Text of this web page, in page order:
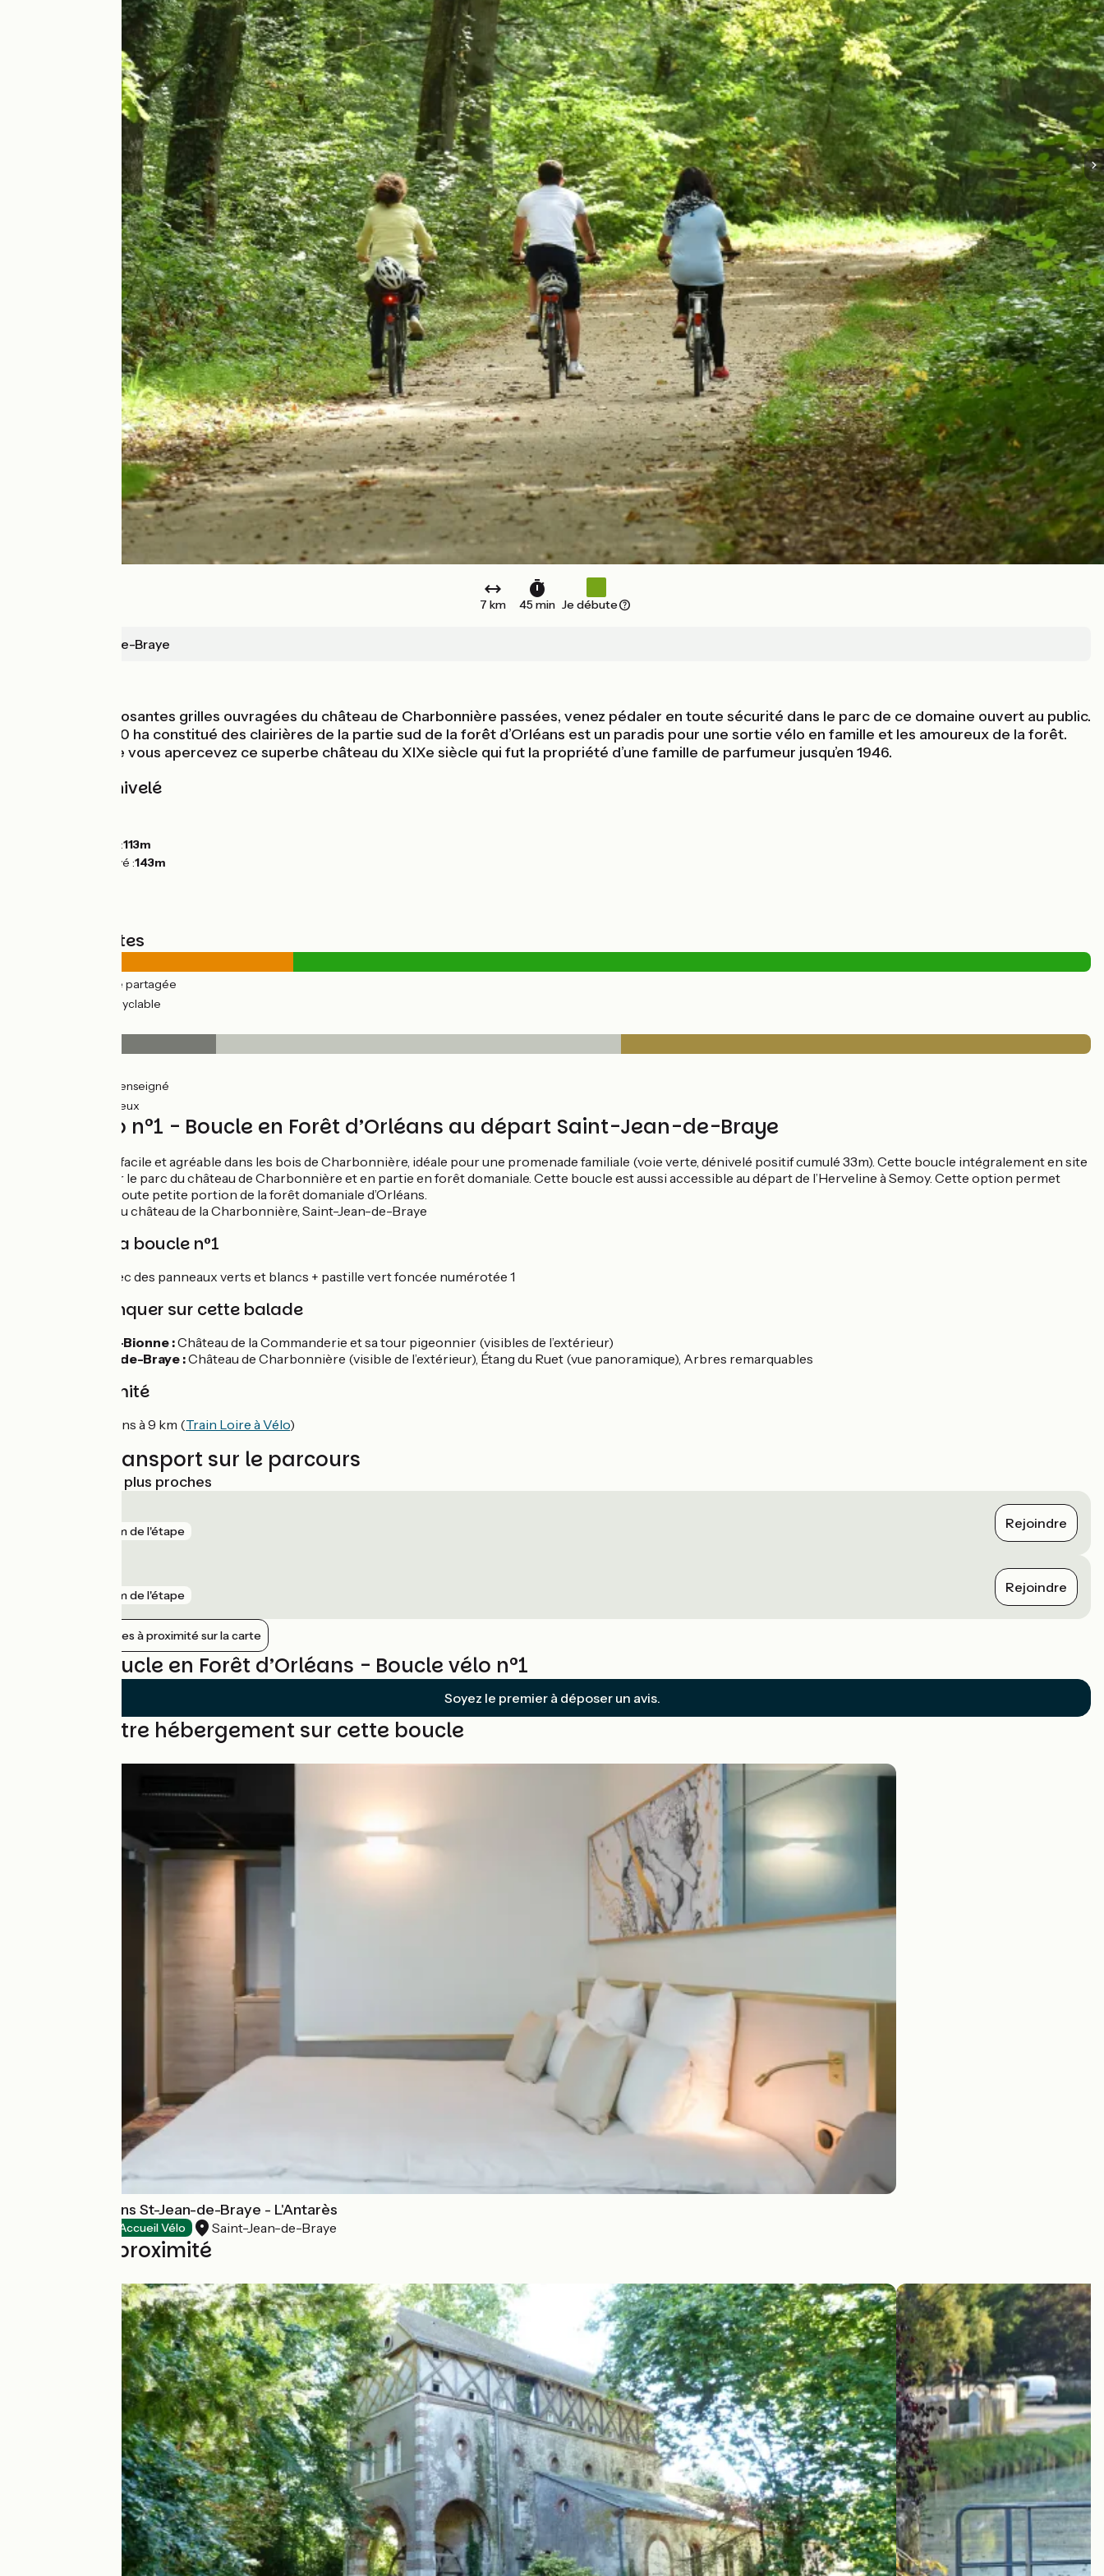
7 km 45 min Je débute
Saint-Jean-de-Braye
Une fois les imposantes grilles ouvragées du château de Charbonnière passées, venez pédaler en toute sécurité dans le parc de ce domaine ouvert au public.
Cet écrin de 250 ha constitué des clairières de la partie sud de la forêt d’Orléans est un paradis pour une sortie vélo en famille et les amoureux de la forêt.
Durant la balade vous apercevez ce superbe château du XIXe siècle qui fut la propriété d’une famille de parfumeur jusqu’en 1946.
Pentes et dénivelé
Point le plus bas :113m
Point le plus élevé :143m
Types de routes
(26%) Route partagée
(74%) Voie cyclable
(38%) Non renseigné
(44%) Rugueux
Circuit vélo n°1 - Boucle en Forêt d’Orléans au départ Saint-Jean-de-Braye
Une balade à vélo facile et agréable dans les bois de Charbonnière, idéale pour une promenade familiale (voie verte, dénivelé positif cumulé 33m). Cette boucle intégralement en site
propre s’étend sur le parc du château de Charbonnière et en partie en forêt domaniale. Cette boucle est aussi accessible au départ de l’Herveline à Semoy. Cette option permet
d’emprunter une toute petite portion de la forêt domaniale d’Orléans.
Départ : parking du château de la Charbonnière, Saint-Jean-de-Braye
Balisage de la boucle n°1
Boucle balisée avec des panneaux verts et blancs + pastille vert foncée numérotée 1
À ne pas manquer sur cette balade
Boigny-sur-Bionne :Château de la Commanderie et sa tour pigeonnier (visibles de l’extérieur)
Saint-Jean-de-Braye :Château de Charbonnière (visible de l’extérieur), Étang du Ruet (vue panoramique), Arbres remarquables
Gare à proximité
Gare d'Orléans à 9 km (Train Loire à Vélo)
Trains et transport sur le parcours
Gares SNCF les plus proches
8 km de l'étape Rejoindre
9 km de l'étape Rejoindre
Afficher les gares à proximité sur la carte
Avis sur Boucle en Forêt d’Orléans - Boucle vélo n°1
Soyez le premier à déposer un avis.
Trouvez votre hébergement sur cette boucle
Brit Hotel Orléans St-Jean-de-Braye - L'Antarès
Accueil Vélo Saint-Jean-de-Braye
Boucles à proximité